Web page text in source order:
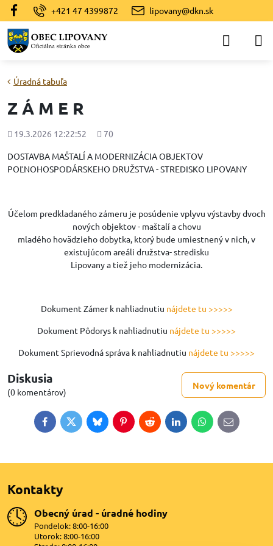
+421 47 4399872 lipovany@dkn.sk
Úradná tabuľa
Z Á M E R
Pridané
19.3.2026 12:22:52
Počet
70
DOSTAVBA MAŠTALÍ A MODERNIZÁCIA OBJEKTOV
POĽNOHOSPODÁRSKEHO DRUŽSTVA - STREDISKO LIPOVANY
Účelom predkladaného zámeru je posúdenie vplyvu výstavby dvoch
nových objektov - maštalí a chovu
mladého hovädzieho dobytka, ktorý bude umiestnený v nich, v
existujúcom areáli družstva- stredisku
Lipovany a tiež jeho modernizácia.
Dokument Zámer k nahliadnutiu nájdete tu >>>>>
Dokument Pôdorys k nahliadnutiu nájdete tu >>>>>
Dokument Sprievodná správa k nahliadnutiu nájdete tu >>>>>
Diskusia
(0 komentárov)
Nový komentár
FacebookTwitterBlueskyPinterestRedditLinkedInWhatsApp
E-
mail
Kontakty
Obecný úrad - úradné hodiny
Pondelok: 8:00-16:00
Utorok: 8:00-16:00